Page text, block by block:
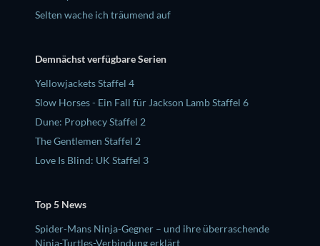
Selten wache ich träumend auf
Demnächst verfügbare Serien
Yellowjackets Staffel 4
Slow Horses - Ein Fall für Jackson Lamb Staffel 6
Dune: Prophecy Staffel 2
The Gentlemen Staffel 2
Love Is Blind: UK Staffel 3
Top 5 News
Spider-Mans Ninja-Gegner – und ihre überraschende
Ninja-Turtles-Verbindung erklärt